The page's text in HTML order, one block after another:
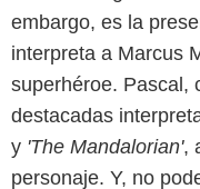
embargo, es la
interpreta a Marcus
superhéroe. Pascal,
destacadas
y 'The Mandalorian',
personaje. Y, no